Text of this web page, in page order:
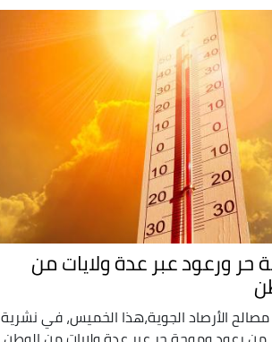
حر ورعود عبر عدة ولايات من
الأرصاد الجوية،هذا الخميس، في نشرية